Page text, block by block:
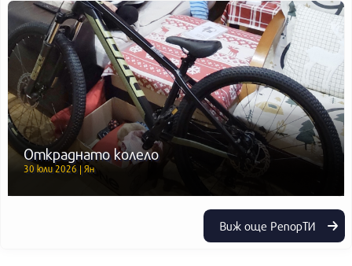
Откраднато колело
30 юли 2026 | Ян
Виж още РепорТИ